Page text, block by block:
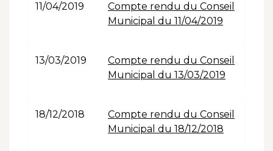
11/04/2019
Compte rendu du Conseil
Municipal du 11/04/2019
13/03/2019
Compte rendu du Conseil
Municipal du 13/03/2019
18/12/2018
Compte rendu du Conseil
Municipal du 18/12/2018